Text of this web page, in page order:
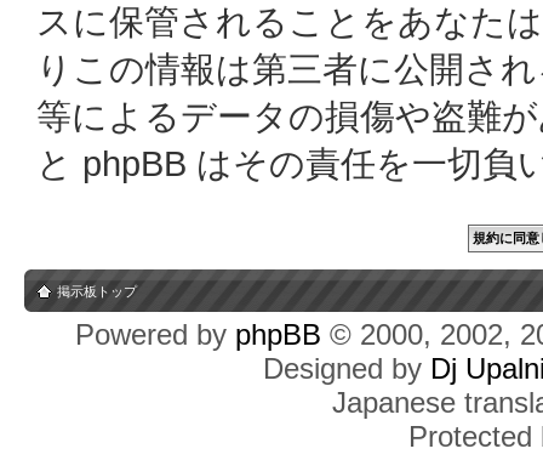
スに保管されることをあなた
りこの情報は第三者に公開さ
等によるデータの損傷や盗難
と phpBB はその責任を一切負
掲示板トップ
Powered by phpBB © 2000, 2002,
Designed by Dj
Japanese